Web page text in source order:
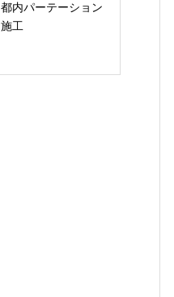
都内パーテーション
施工